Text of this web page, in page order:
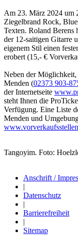
Am 23. März 2024 um
Ziegelbrand Rock,
Texten. Roland Berens
der 12-saitigen Gitarre
eigenem Stil einen
erobert (15,- €
Neben der
Menden (02373 903-
der Internetseite
steht Ihnen die
Verfügung. Eine Liste
Menden und
Tangoyim. Foto:
Anschrift /
|
Datenschutz
|
Barrierefreiheit
|
Sitemap